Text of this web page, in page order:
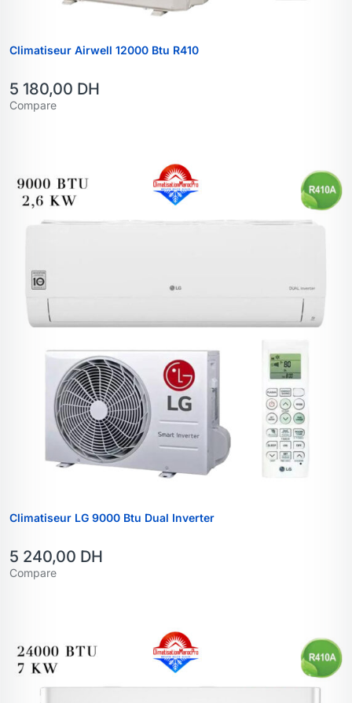
Climatiseur Airwell 12000 Btu R410
5 180,00 DH
Compare
Climatiseur LG 9000 Btu Dual Inverter
5 240,00 DH
Compare